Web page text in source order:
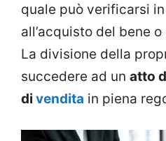
quale può verificarsi
all’acquisto del bene
La divisione della
succedere ad un atto
di vendita in piena